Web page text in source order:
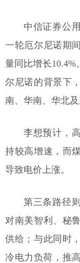
中信证券公
一轮厄尔尼诺期
量同比增长
尔尼诺的背景下
南、华南、华北及
李想预计，
持较高增速，而
导致电价上涨。
第三条路径
对南美智利、秘
供给；与此同时
冷电力负荷，推